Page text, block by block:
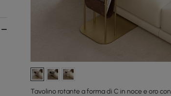
Tavolino rotante a forma di C in noce e oro con